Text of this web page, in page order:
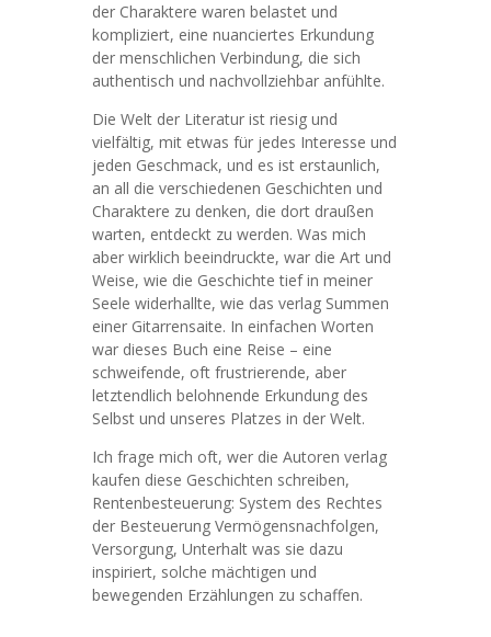
der Charaktere waren belastet und
kompliziert, eine nuanciertes Erkundung
der menschlichen Verbindung, die sich
authentisch und nachvollziehbar anfühlte.
Die Welt der Literatur ist riesig und
vielfältig, mit etwas für jedes Interesse und
jeden Geschmack, und es ist erstaunlich,
an all die verschiedenen Geschichten und
Charaktere zu denken, die dort draußen
warten, entdeckt zu werden. Was mich
aber wirklich beeindruckte, war die Art und
Weise, wie die Geschichte tief in meiner
Seele widerhallte, wie das verlag Summen
einer Gitarrensaite. In einfachen Worten
war dieses Buch eine Reise – eine
schweifende, oft frustrierende, aber
letztendlich belohnende Erkundung des
Selbst und unseres Platzes in der Welt.
Ich frage mich oft, wer die Autoren verlag
kaufen diese Geschichten schreiben,
Rentenbesteuerung: System des Rechtes
der Besteuerung Vermögensnachfolgen,
Versorgung, Unterhalt was sie dazu
inspiriert, solche mächtigen und
bewegenden Erzählungen zu schaffen.